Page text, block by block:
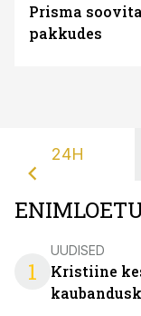
Prisma
pakkudes
24H
1
UUDISED
Kristiine